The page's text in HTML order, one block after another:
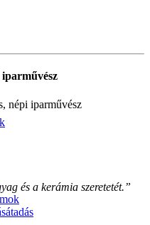
és a kerámia szeretetét.”